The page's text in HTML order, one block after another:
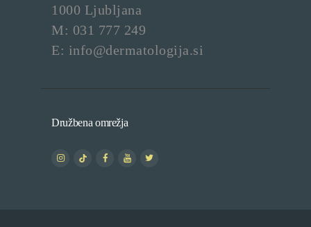
1000 Ljubljana
M: 031 777 249
E: info@dermatologija.si
Družbena omrežja